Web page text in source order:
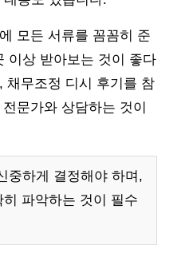
모든 서류를 꼼꼼히 준
이상 받아보는 것이 좋다
채무조정 디시 후기를 참
문가와 상담하는 것이
중하게 결정해야 하며,
파악하는 것이 필수